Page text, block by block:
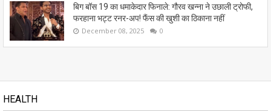
बिग बॉस 19 का धमाकेदार फिनाले: गौरव खन्ना ने उछाली ट्रोफी,
फरहाना भट्ट रनर-अप! फैंस की खुशी का ठिकाना नहीं
December 08, 2025 0
HEALTH